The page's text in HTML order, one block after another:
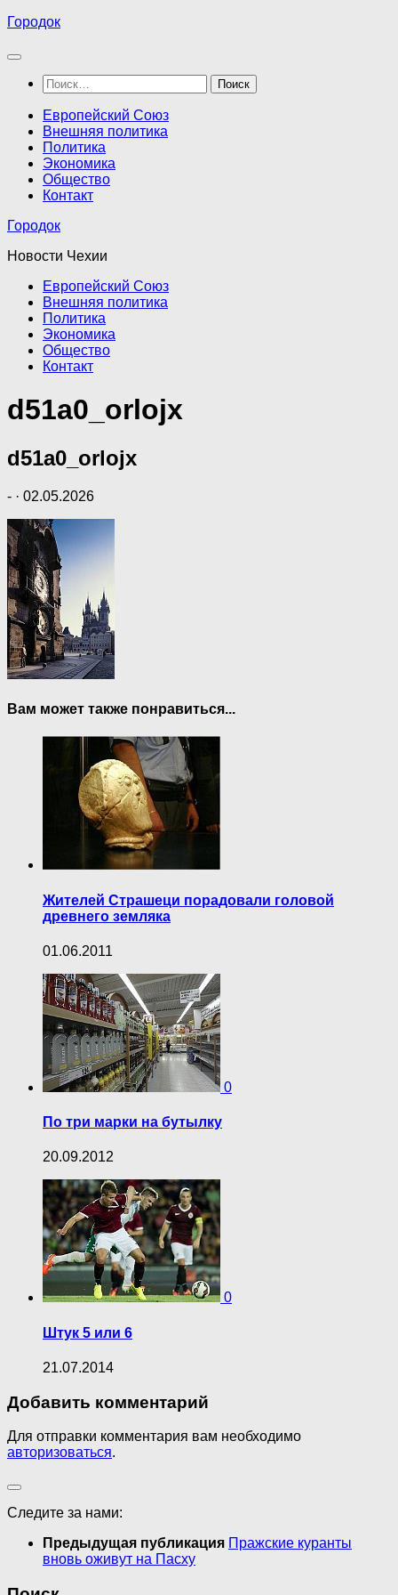
Перейти
содержимому
Городок
Найти:
Европейский Союз
Внешняя политика
Политика
Экономика
Общество
Контакт
Городок
Новости Чехии
Европейский Союз
Внешняя политика
Политика
Экономика
Общество
Контакт
d51a0_orlojx
d51a0_orlojx
- · 02.05.2026
Вам может также понравиться...
Жителей Страшеци порадовали головой
древнего земляка
01.06.2011
0
По три марки на бутылку
20.09.2012
0
Штук 5 или 6
21.07.2014
Добавить комментарий
Для отправки комментария вам необходимо
авторизоваться.
Следите за нами:
Предыдущая публикация Пражские куранты
вновь оживут на Пасху